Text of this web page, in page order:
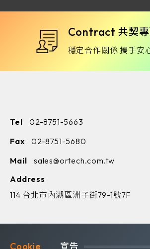
Contract 共契
穩定合作關係 攜手安
Tel
02-8751-5663
Fax
02-8751-5680
Mail
sales@ortech.com.tw
Address
114 台北市內湖區洲子街79-1號7F
宣告